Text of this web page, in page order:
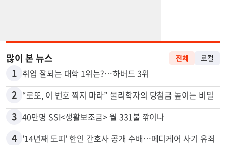
많이 본 뉴스
1 취업 잘되는 대학 1위는?…하버드 3위
2 “로또, 이 번호 찍지 마라” 물리학자의 당첨금 높이는 비밀
3 40만명 SSI<생활보조금> 월 331불 깎이나